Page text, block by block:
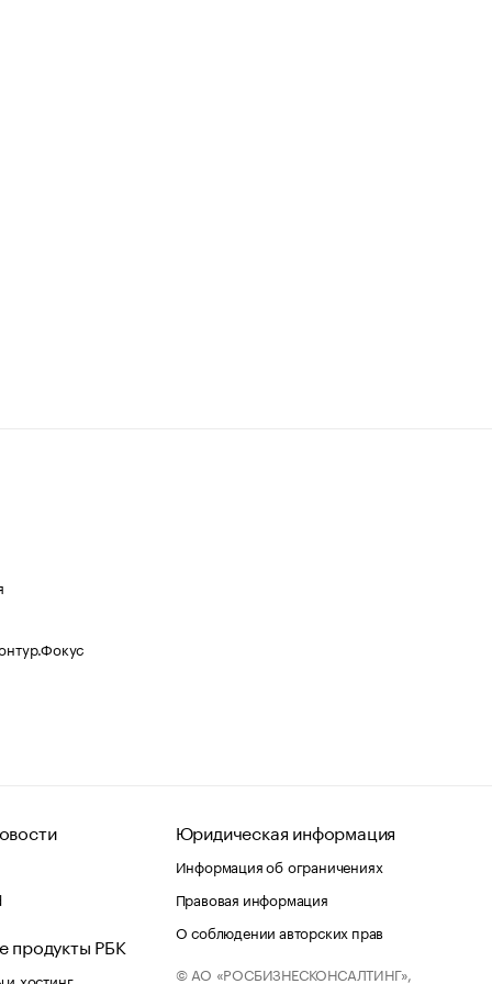
продукты РБК
хостинг
Юридическая информация
Информация об ограничениях
Правовая информация
О соблюдении авторских прав
© АО «РОСБИЗНЕСКОНСАЛТИНГ»,